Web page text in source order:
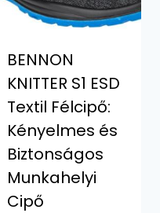
BENNON
KNITTER S1 ESD
Textil Félcipő:
Kényelmes és
Biztonságos
Munkahelyi
Cipő